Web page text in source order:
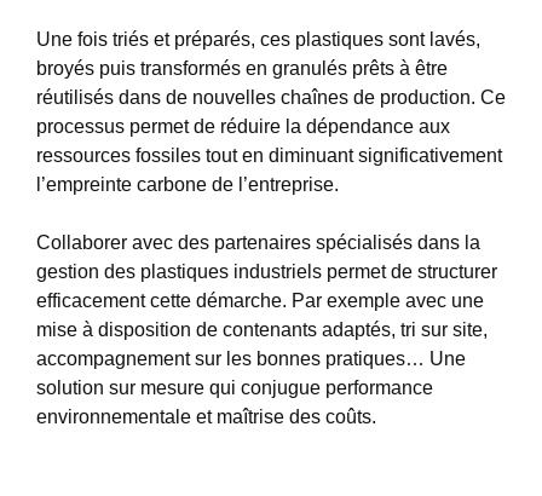
Une fois triés et préparés, ces plastiques sont lavés,
broyés puis transformés en granulés prêts à être
réutilisés dans de nouvelles chaînes de production. Ce
processus permet de réduire la dépendance aux
ressources fossiles tout en diminuant significativement
l’empreinte carbone de l’entreprise.
Collaborer avec des partenaires spécialisés dans la
gestion des plastiques industriels permet de structurer
efficacement cette démarche. Par exemple avec une
mise à disposition de contenants adaptés, tri sur site,
accompagnement sur les bonnes pratiques… Une
solution sur mesure qui conjugue performance
environnementale et maîtrise des coûts.